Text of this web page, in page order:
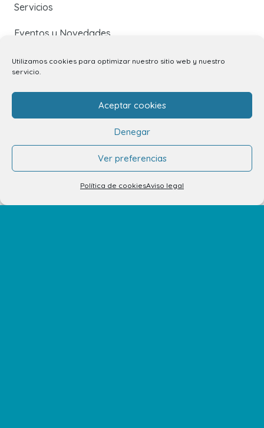
Utilizamos cookies para optimizar nuestro sitio web y nuestro
servicio.
Aceptar cookies
Denegar
Ver preferencias
Política de cookiesAviso legal
Servicios
Eventos y Novedades
Contacto
Tu opinión nos importa